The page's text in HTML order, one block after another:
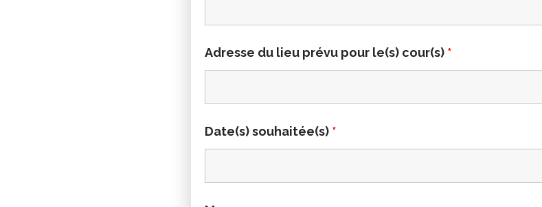
Adresse du lieu prévu pour le(s) cour(s) *
Date(s) souhaitée(s) *